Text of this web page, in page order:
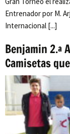
Entrenador por M.
Internacional [...]
Benjamin 2.ª
Camisetas